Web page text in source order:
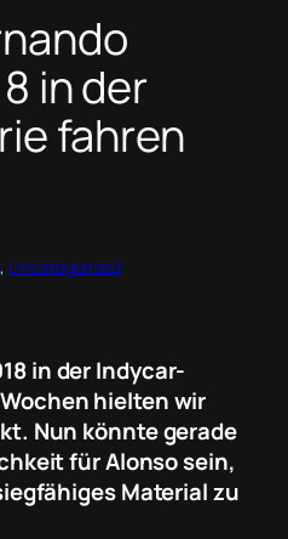
in der
fahren
, Uncategorised
in der Indycar-
hielten wir
Nun könnte gerade
für Alonso sein,
Material zu